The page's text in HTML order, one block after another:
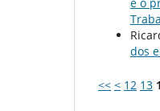
dos
<< < 12 13